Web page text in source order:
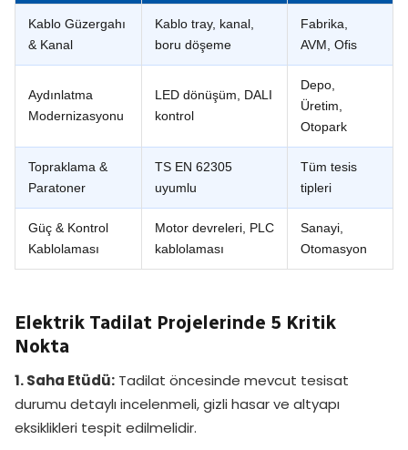
Kablo Güzergahı
& Kanal
Kablo tray, kanal,
boru döşeme
Fabrika,
AVM, Ofis
Aydınlatma
Modernizasyonu
LED dönüşüm, DALI
kontrol
Depo,
Üretim,
Otopark
Topraklama &
Paratoner
TS EN 62305
uyumlu
Tüm tesis
tipleri
Güç & Kontrol
Kablolaması
Motor devreleri, PLC
kablolaması
Sanayi,
Otomasyon
Elektrik Tadilat Projelerinde 5 Kritik
Nokta
1. Saha Etüdü: Tadilat öncesinde mevcut tesisat
durumu detaylı incelenmeli, gizli hasar ve altyapı
eksiklikleri tespit edilmelidir.